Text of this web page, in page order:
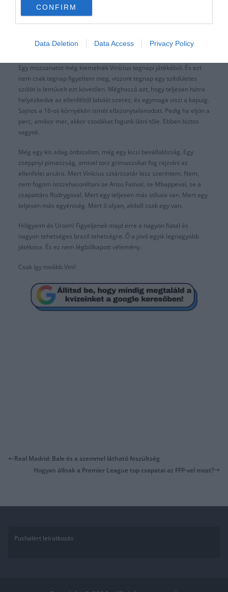
CONFIRM
Data Deletion Data Access Privacy Policy
Vinícius a szemünk láttára fejlődik. Vinícius jól láthatóan bátorodik,
meccsről meccsre magabiztosabbá válik. Vinícius olyan
elementáris erővel fog bevésődni a királyi gárda csapatába, hogy
esetleg van, aki nem látja benne a jövő egyik labdarúgó csillagát.
Egy mozzanatot még kiemelnék Vinícius tegnapi játékából. És ezt
nem csak tegnap figyeltem meg, viszont tegnap egy szédületes
szólót is leművelt ezt követően. Méghozzá azt, hogy teljesen hátra
helyezkedve az ellenféltől labdát szerez, és egymaga viszi a kapuig.
Sajnos a 16-os környékén ismét elbizonytalanodott. Pedig ha eljön a
perc, amikor mer, akkor csodákat fogunk látni tőle. Ebben biztos
vagyok.
Még egy kis adag önbizalom, még egy kicsi bevállalósság. Egy
cseppnyi pimaszság, amivel torz grimaszokat fog rajzolni az
ellenfelei arcára. Mert Vinícius sztárcsatár lesz szerintem. Nem,
nem fogom összehasonlítani se Ansu Fatival, se Mbappeval, se a
csapattárs Rodrygoval. Mert egy teljesen más stílusa van. Mert egy
teljesen más egyéniség. Mert ő olyan, akiből csak egy van.
Hölgyeim és Uraim! Figyeljenek majd erre a nagyon fiatal és
nagyon tehetséges brazil tehetségre. Ő a jövő egyik legnagyobb
játékosa. És ez nem légbőlkapott vélemény.
Csak igy tovább Vini!
Real Madrid: Bale és a szemmel látható feszültség
Hogyan állnak a Premier League top csapatai az FFP-vel most?
Pushalert leíratkozás